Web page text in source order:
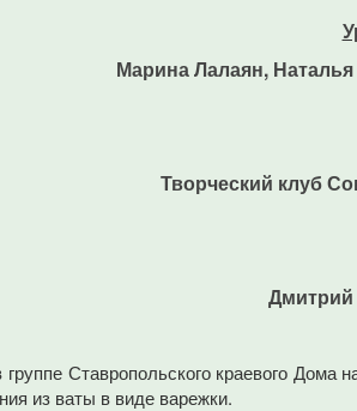
Марина Лалаян,
Творческий клуб
Дмитрий
группе Ставропольского краевого
из ваты в виде варежки.